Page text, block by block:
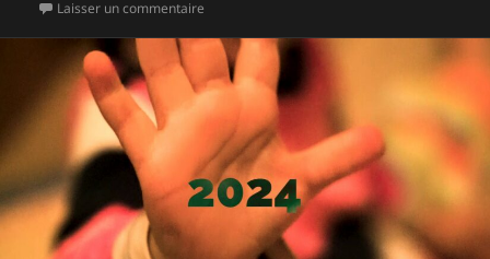
le
Laisser un commentaire